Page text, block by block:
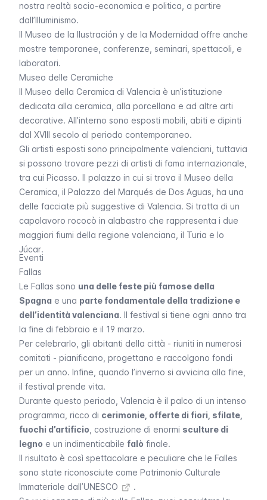
nostra realtà socio-economica e politica, a partire
dall’Illuminismo.
Il Museo de la Ilustración y de la Modernidad offre anche
mostre temporanee, conferenze, seminari, spettacoli, e
laboratori.
Museo delle Ceramiche
Il Museo della Ceramica di Valencia è un’istituzione
dedicata alla ceramica, alla porcellana e ad altre arti
decorative. All’interno sono esposti mobili, abiti e dipinti
dal XVIII secolo al periodo contemporaneo.
Gli artisti esposti sono principalmente valenciani, tuttavia
si possono trovare pezzi di artisti di fama internazionale,
tra cui Picasso. Il palazzo in cui si trova il Museo della
Ceramica, il Palazzo del Marqués de Dos Aguas , ha una
delle facciate più suggestive di Valencia. Si tratta di un
capolavoro rococò in alabastro che rappresenta i due
maggiori fiumi della regione valenciana, il Turia e lo
Júcar.
Eventi
Fallas
Le Fallas sono una delle feste più famose della
Spagna e una parte fondamentale della tradizione e
dell’identità valenciana. Il festival si tiene ogni anno tra
la fine di febbraio e il 19 marzo.
Per celebrarlo, gli abitanti della città - riuniti in numerosi
comitati - pianificano, progettano e raccolgono fondi
per un anno. Infine, quando l’inverno si avvicina alla fine,
il festival prende vita.
Durante questo periodo, Valencia è il palco di un intenso
programma, ricco di cerimonie, offerte di fiori, sfilate,
fuochi d’artificio , costruzione di enormi sculture di
legno e un indimenticabile falò finale.
Il risultato è così spettacolare e peculiare che le Falles
sono state riconosciute come Patrimonio Culturale
Immateriale dall’UNESCO
.